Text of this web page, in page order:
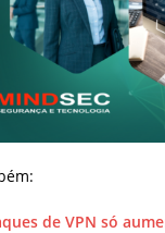
de VPN só